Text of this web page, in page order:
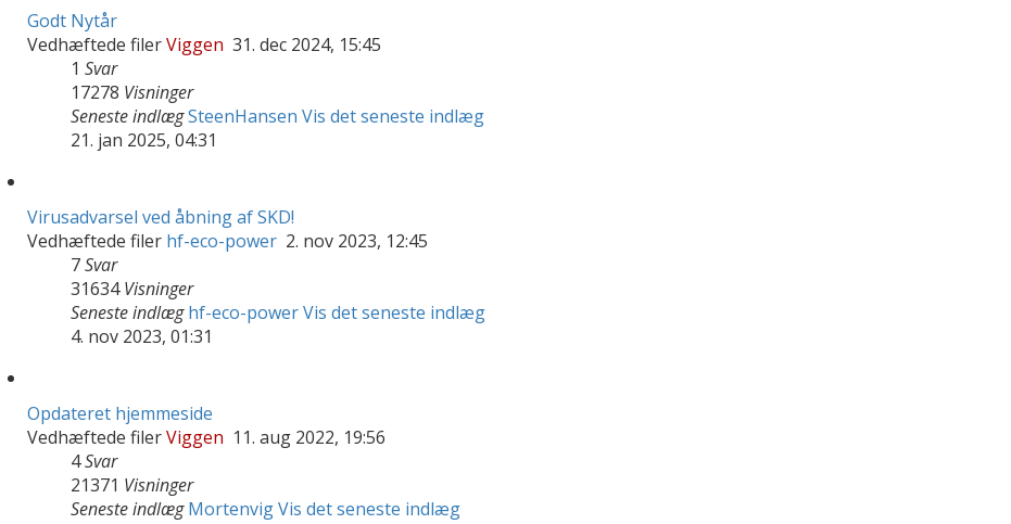
Godt Nytår
Vedhæftede filerViggen 31. dec 2024, 15:45
1 Svar
17278 Visninger
Seneste indlægSteenHansen Vis det seneste indlæg
21. jan 2025, 04:31
Virusadvarsel ved åbning af SKD!
Vedhæftede filer hf-eco-power 2. nov 2023, 12:45
7Svar
31634Visninger
Seneste indlæghf-eco-powerVis det seneste indlæg
4. nov 2023, 01:31
Opdateret hjemmeside
Vedhæftede filerViggen 11. aug 2022, 19:56
4Svar
21371 Visninger
Seneste indlægMortenvigVis det seneste indlæg